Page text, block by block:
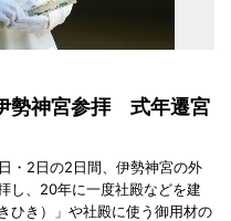
勢神宮参拝 式年遷宮
・2日の2日間、伊勢神宮の外
し、20年に一度社殿などを建
ひき）」や社殿に使う御用材の